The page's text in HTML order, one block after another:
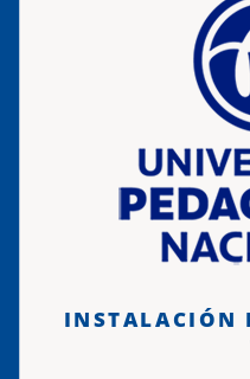
INSTALACIÓN